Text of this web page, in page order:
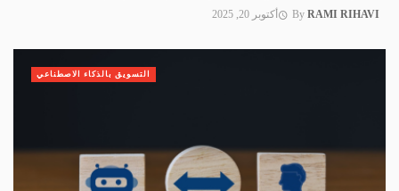
By RAMI RIHAVI أكتوبر 20, 2025
التسويق بالذكاء الاصطناعي